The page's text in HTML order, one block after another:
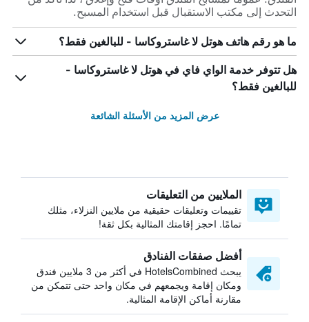
التحدث إلى مكتب الاستقبال قبل استخدام المسبح.
ما هو رقم هاتف هوتل لا غاستروكاسا - للبالغين فقط؟
هل تتوفر خدمة الواي فاي في هوتل لا غاستروكاسا -
للبالغين فقط؟
عرض المزيد من الأسئلة الشائعة
الملايين من التعليقات
تقييمات وتعليقات حقيقية من ملايين النزلاء، مثلك
تمامًا. احجز إقامتك المثالية بكل ثقة!
أفضل صفقات الفنادق
يبحث HotelsCombined في أكثر من 3 ملايين فندق
ومكان إقامة ويجمعهم في مكان واحد حتى تتمكن من
مقارنة أماكن الإقامة المثالية.